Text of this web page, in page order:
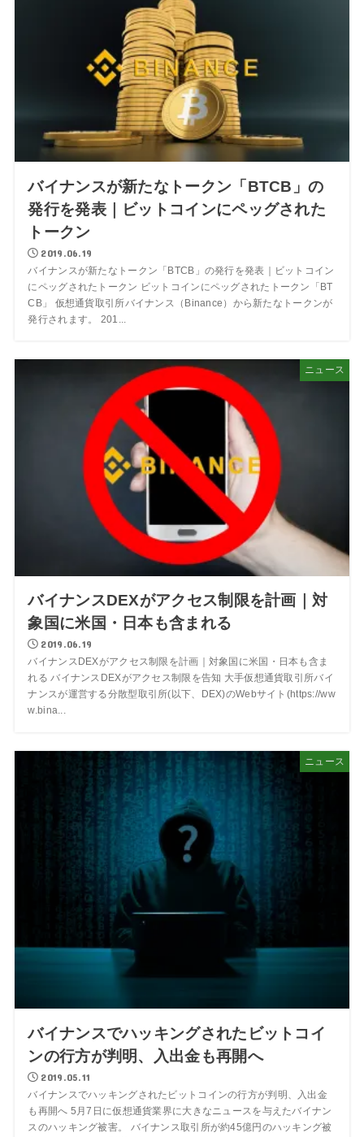
バイナンスが新たなトークン「BTCB」の
発行を発表｜ビットコインにペッグされた
トークン
2019.06.19
バイナンスが新たなトークン「BTCB」の発行を発表｜ビットコイン
にペッグされたトークン ビットコインにペッグされたトークン「BT
CB」 仮想通貨取引所バイナンス（Binance）から新たなトークンが
発行されます。 201...
ニュース
バイナンスDEXがアクセス制限を計画｜対
象国に米国・日本も含まれる
2019.06.19
バイナンスDEXがアクセス制限を計画｜対象国に米国・日本も含ま
れる バイナンスDEXがアクセス制限を告知 大手仮想通貨取引所バイ
ナンスが運営する分散型取引所(以下、DEX)のWebサイト(https://ww
w.bina...
ニュース
バイナンスでハッキングされたビットコイ
ンの行方が判明、入出金も再開へ
2019.05.11
バイナンスでハッキングされたビットコインの行方が判明、入出金
も再開へ 5月7日に仮想通貨業界に大きなニュースを与えたバイナン
スのハッキング被害。 バイナンス取引所が約45億円のハッキング被